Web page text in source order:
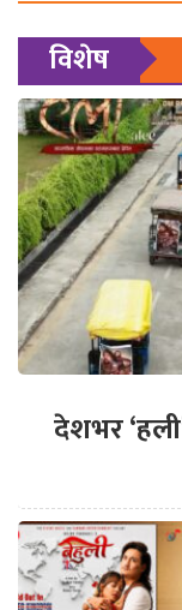
विशेष
देशभर